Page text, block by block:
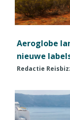
Aeroglobe
nieuwe
Redactie